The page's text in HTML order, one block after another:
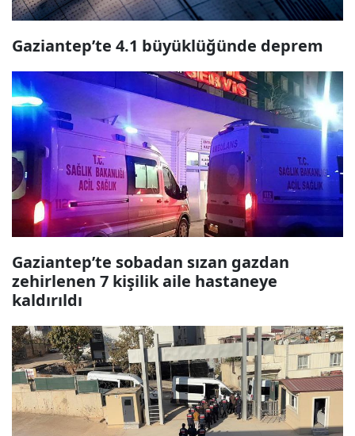
Gaziantep’te 4.1 büyüklüğünde deprem
Gaziantep’te sobadan sızan gazdan
zehirlenen 7 kişilik aile hastaneye
kaldırıldı